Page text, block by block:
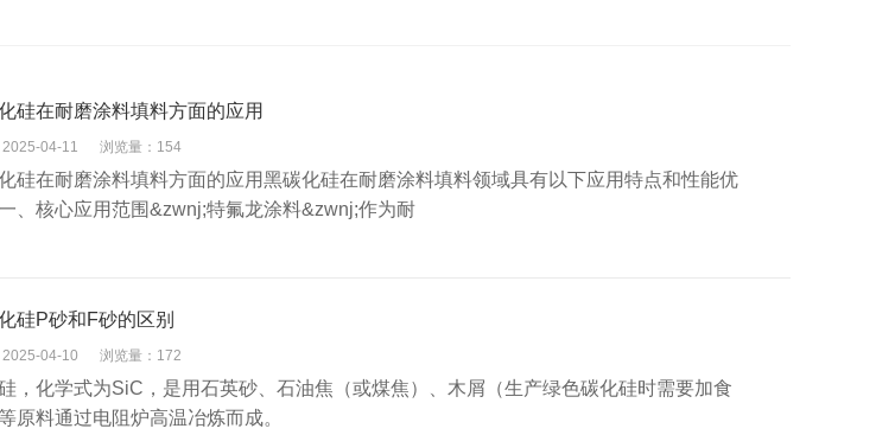
硅在耐磨涂料填料方面的应用
2025-04-11 浏览量：154
硅在耐磨涂料填料方面的应用黑碳化硅在耐磨涂料填料领域具有以下应用特点和性能优
、核心应用范围&zwnj;特氟龙涂料&zwnj;作为耐
硅P砂和F砂的区别
2025-04-10 浏览量：172
，化学式为SiC，是用石英砂、石油焦（或煤焦）、木屑（生产绿色碳化硅时需要加食
原料通过电阻炉高温冶炼而成。